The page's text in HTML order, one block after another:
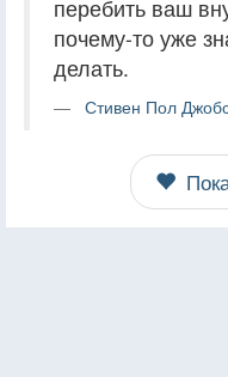
перебить ваш
почему-то уже
делать.
Стивен Пол